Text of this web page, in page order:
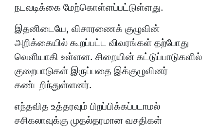
நடவடிக்கை மேற்கொள்ளப்பட்டுள்ளது.
இதனிடையே, விசாரணைக் குழுவின்
அறிக்கையில் கூறப்பட்ட விவரங்கள் தற்போது
வெளியாகி உள்ளன. சிறையின் கட்டுப்பாடுகளில்
குறைபாடுகள் இருப்பதை இக்குழுவினர்
கண்டறிந்துள்ளனர்.
எந்தவித உத்தரவும் பிறப்பிக்கப்படாமல்
சசிகலாவுக்கு முதல்தரமான வசதிகள்